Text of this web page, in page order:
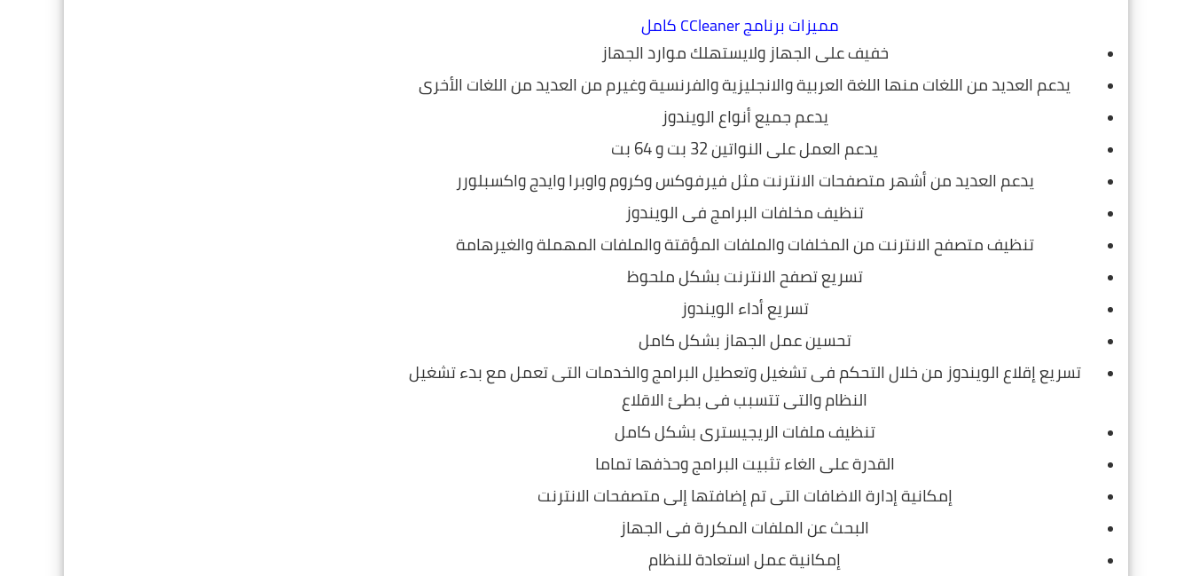
مميزات برنامج CCleaner كامل
خفيف على الجهاز ولايستهلك موارد الجهاز
يدعم العديد من اللغات منها اللغة العربية والانجليزية والفرنسية وغيرم من العديد من اللغات الأخرى
يدعم جميع أنواع الويندوز
يدعم العمل على النواتين 32 بت و 64 بت
يدعم العديد من أشهر متصفحات الانترنت مثل فيرفوكس وكروم واوبرا وايدج واكسبلورر
تنظيف مخلفات البرامج فى الويندوز
تنظيف متصفح الانترنت من المخلفات والملفات المؤقتة والملفات المهملة والغيرهامة
تسريع تصفح الانترنت بشكل ملحوظ
تسريع أداء الويندوز
تحسين عمل الجهاز بشكل كامل
تسريع إقلاع الويندوز من خلال التحكم فى تشغيل وتعطيل البرامج والخدمات التى تعمل مع بدء تشغيل
النظام والتى تتسبب فى بطئ الاقلاع
تنظيف ملفات الريجيسترى بشكل كامل
القدرة على الغاء تثبيت البرامج وحذفها تماما
إمكانية إدارة الاضافات التى تم إضافتها إلى متصفحات الانترنت
البحث عن الملفات المكررة فى الجهاز
إمكانية عمل استعادة للنظام